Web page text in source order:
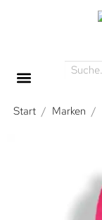
Start / Marken /